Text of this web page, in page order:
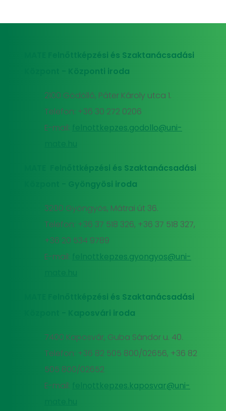
MATE Felnőttképzési és Szaktanácsadási
Központ - Központi iroda
2100 Gödöllő, Páter Károly utca 1.
Telefon: +36 30 272 0206
E-mail:
felnottkepzes.godollo@uni-
MATE Felnőttképzési és Szaktanácsadási
Központ - Gyöngyösi iroda
3200 Gyöngyös, Mátrai út 36.
Telefon: +36 37 518 326, +36 37 518 327,
+36 20 534 9789
E-mail:
felnottkepzes.gyongyos@uni-
MATE Felnőttképzési és Szaktanácsadási
Központ - Kaposvári iroda
7400 Kaposvár, Guba Sándor u. 40.
Telefon: +36 82 505 800/02656, +36 82
505 800/02652
E-mail:
felnottkepzes.kaposvar@uni-